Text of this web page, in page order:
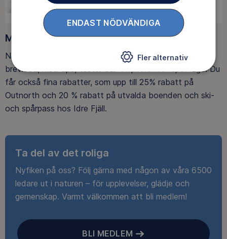
Medlemsförmåner
När du blir medlem får du Magasin Friluftsliv i din
brevlåda, med tips, tester och inspirerande reportage. Du
får också fina rabatter, som upp till 25% rabatt på
Outnorth och 20 % rabatt på utvalda boenden och ski-
och spårpass hos Idre Fjäll.
Ta del av det roliga
Nyfiken på oss? Följ gärna med någon av våra 6500
ledare ut i naturen – för upplevelser, glädje och
gemenskap. Varmt välkommen att bli medlem!
BLI MEDLEM
ENDAST NÖDVÄNDIGA
Fler alternativ